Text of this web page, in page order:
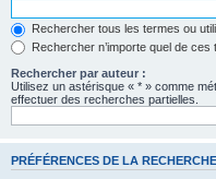
Rechercher tous les termes ou
Rechercher n’importe quel de ces
Rechercher par auteur :
Utilisez un astérisque « * » comme
effectuer des recherches partielles.
PRÉFÉRENCES DE LA RECHERCHE